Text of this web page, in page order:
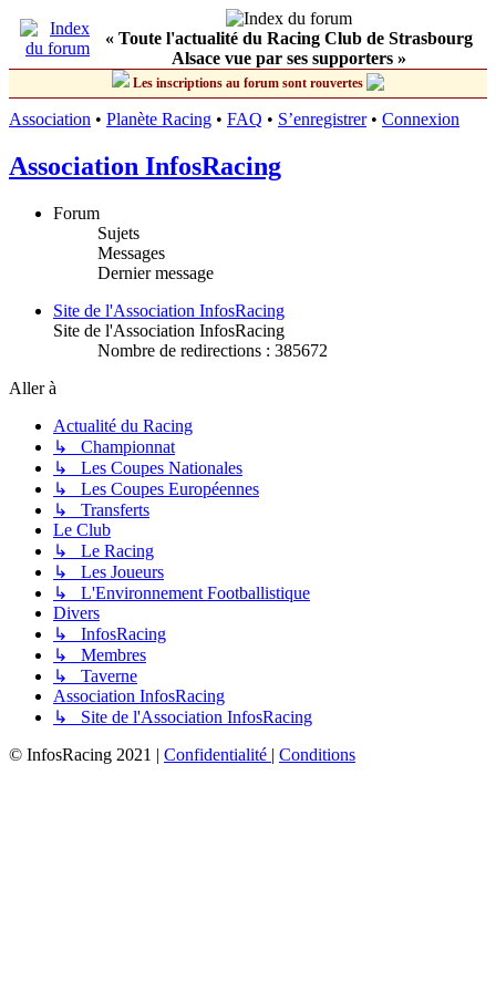
« Toute l'actualité du Racing Club de Strasbourg
Alsace vue par ses supporters »
Les inscriptions au forum sont rouvertes
Association • Planète Racing • FAQ • S’enregistrer• Connexion
Association InfosRacing
Forum
Sujets
Messages
Dernier message
Site de l'Association InfosRacing
Site de l'Association InfosRacing
Nombre de redirections : 385672
Aller à
Actualité du Racing
↳ Championnat
↳ Les Coupes Nationales
↳ Les Coupes Européennes
↳ Transferts
Le Club
↳ Le Racing
↳ Les Joueurs
↳ L'Environnement Footballistique
Divers
↳ InfosRacing
↳ Membres
↳ Taverne
Association InfosRacing
↳ Site de l'Association InfosRacing
© InfosRacing 2021 | Confidentialité | Conditions